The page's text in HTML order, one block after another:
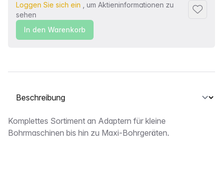
Loggen Sie sich ein , um Aktieninformationen zu
sehen
Zu
In den Warenkorb
Wählen Sie eine Registerkarte aus
Beschreibung
Komplettes Sortiment an Adaptern für kleine
Bohrmaschinen bis hin zu Maxi-Bohrgeräten.